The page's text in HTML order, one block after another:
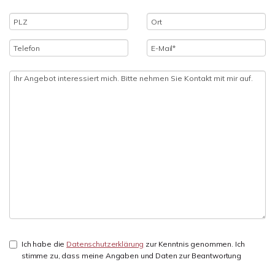
Ich habe die Datenschutzerklärung zur Kenntnis genommen. Ich
stimme zu, dass meine Angaben und Daten zur Beantwortung